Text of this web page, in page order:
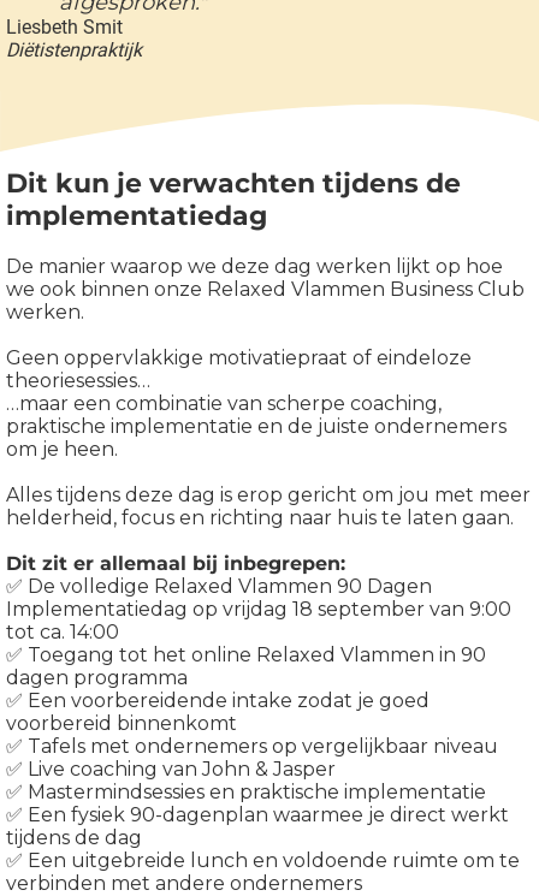
Liesbeth Smit
Diëtistenpraktijk
Dit kun je verwachten tijdens de
implementatiedag
De manier waarop we deze dag werken lijkt op hoe
we ook binnen onze Relaxed Vlammen Business Club
werken.
Geen oppervlakkige motivatiepraat of eindeloze
theoriesessies…
…maar een combinatie van scherpe coaching,
praktische implementatie en de juiste ondernemers
om je heen.
Alles tijdens deze dag is erop gericht om jou met meer
helderheid, focus en richting naar huis te laten gaan.
Dit zit er allemaal bij inbegrepen:
✅ De volledige Relaxed Vlammen 90 Dagen
Implementatiedag op vrijdag 18 september van 9:00
tot ca. 14:00
✅ Toegang tot het online Relaxed Vlammen in 90
dagen programma
✅ Een voorbereidende intake zodat je goed
voorbereid binnenkomt
✅ Tafels met ondernemers op vergelijkbaar niveau
✅ Live coaching van John & Jasper
✅ Mastermindsessies en praktische implementatie
✅ Een fysiek 90-dagenplan waarmee je direct werkt
tijdens de dag
✅ Een uitgebreide lunch en voldoende ruimte om te
verbinden met andere ondernemers